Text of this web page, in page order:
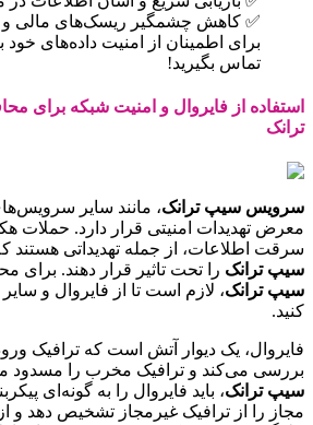
✅ کاهش چشمگیر ریسک‌های مالی و
تماس بگیرید!
استفاده از فایروال و امنیت شبکه
ترانک
سرویس سیپ ترانک
معرض تهدیدات امنیتی قرار دارد. حملات
سرقت اطلاعات، از جمله تهدیداتی هستند
سیپ ترانک را تحت تاثیر قرار دهند. برای
سیپ ترانک، لازم است تا از فایروال و سایر
کنید.
فایروال، یک دیوار آتش است که ترافیک
بررسی می‌کند و ترافیک مخرب را مسدود
سیپ ترانک، باید فایروال را به گونه‌ای
مجاز را از ترافیک غیرمجاز تشخیص دهد و